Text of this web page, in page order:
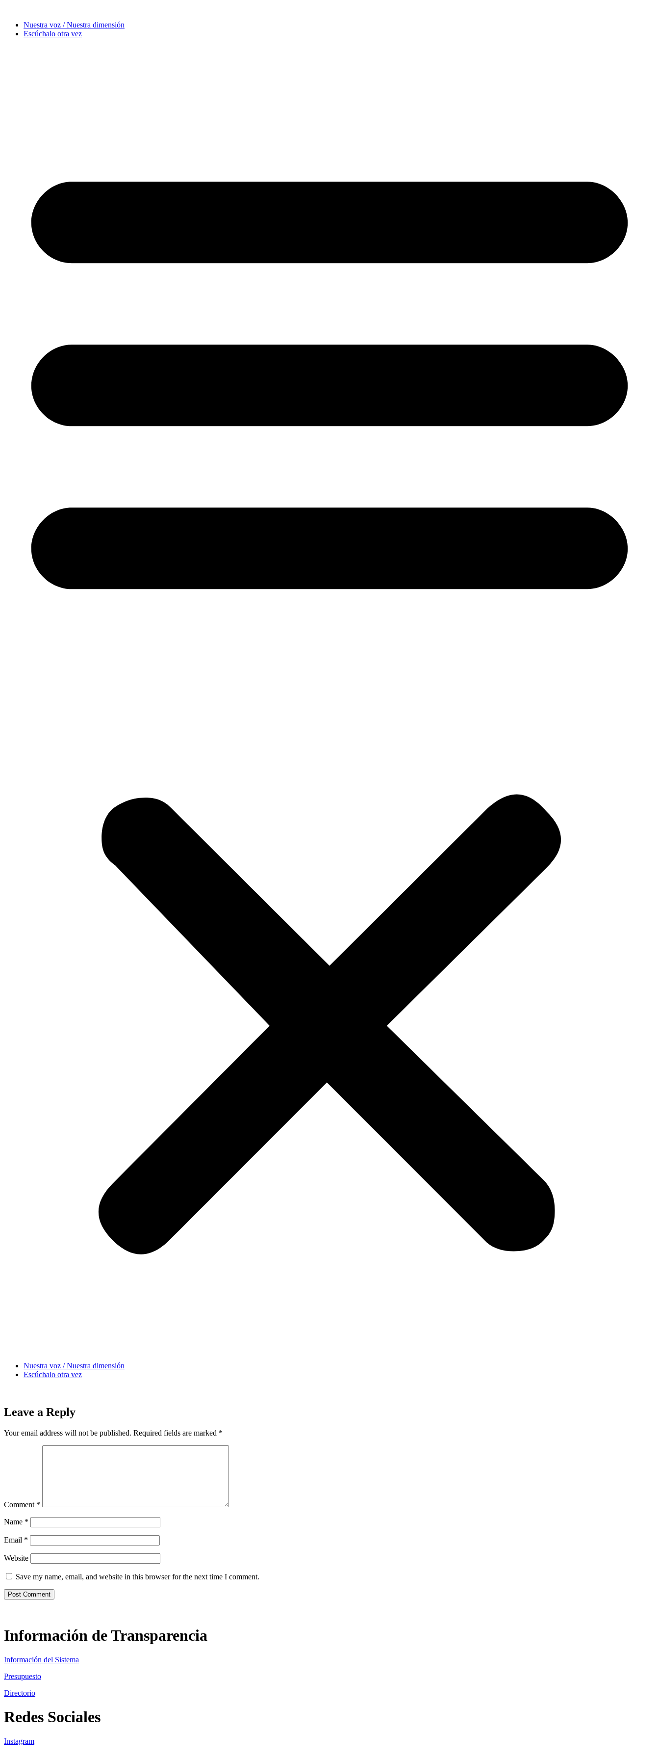
Nuestra voz / Nuestra dimensión
Escúchalo otra vez
Nuestra voz / Nuestra dimensión
Escúchalo otra vez
Leave a Reply
Your email address will not be published. Required fields are marked *
Comment *
Name *
Email *
Website
Save my name, email, and website in this browser for the next time I comment.
Información de Transparencia
Información del Sistema
Presupuesto
Directorio
Redes Sociales
Instagram